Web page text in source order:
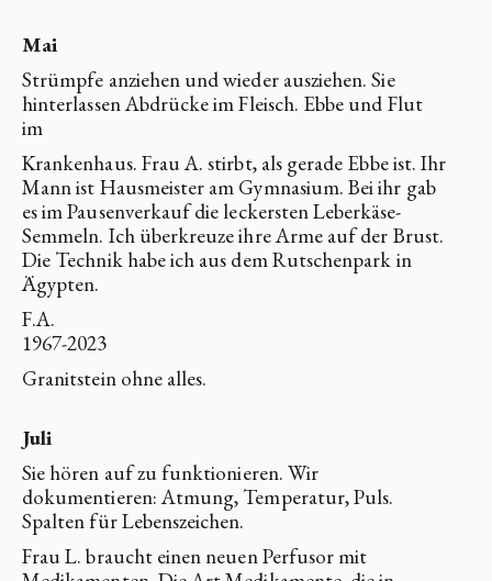
Mai
Strümpfe anziehen und wieder ausziehen. Sie
hinterlassen Abdrücke im Fleisch. Ebbe und Flut
im
Krankenhaus. Frau A. stirbt, als gerade Ebbe ist. Ihr
Mann ist Hausmeister am Gymnasium. Bei ihr gab
es im Pausenverkauf die leckersten Leberkäse-
Semmeln. Ich überkreuze ihre Arme auf der Brust.
Die Technik habe ich aus dem Rutschenpark in
Ägypten.
F.A.
1967-2023
Granitstein ohne alles.
Juli
Sie hören auf zu funktionieren. Wir
dokumentieren: Atmung, Temperatur, Puls.
Spalten für Lebenszeichen.
Frau L. braucht einen neuen Perfusor mit